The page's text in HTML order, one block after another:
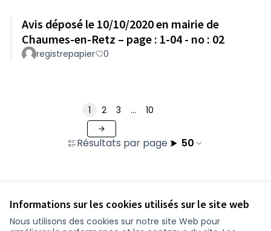
Informations sur les cookies utilisés sur le site web
Nous utilisons des cookies sur notre site Web pour
Avis déposé le 10/10/2020 en mairie de
Chaumes-en-Retz – page : 1-04 - no : 02
registrepapier 0
Résultats par page : 50
1 2 3 … 10